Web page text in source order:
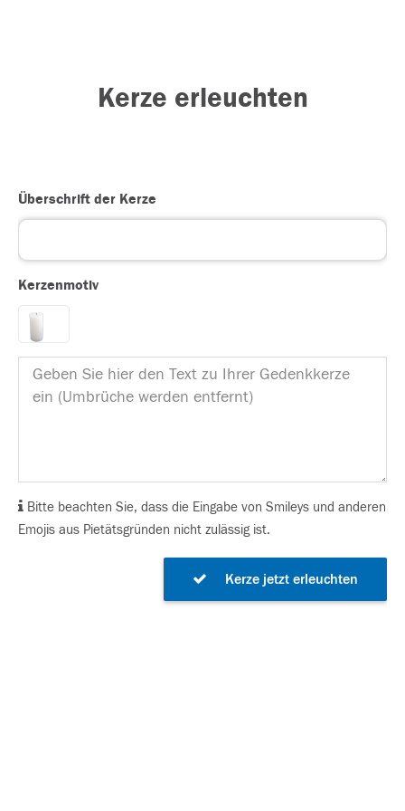
Kerze erleuchten
Überschrift der Kerze
Kerzenmotiv
Bitte beachten Sie, dass die Eingabe von Smileys und anderen
Emojis aus Pietätsgründen nicht zulässig ist.
Kerze jetzt erleuchten